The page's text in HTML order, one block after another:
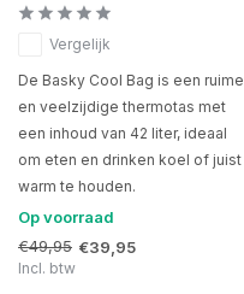
Vergelijk
De Basky Cool Bag is een ruime
en veelzijdige thermotas met
een inhoud van 42 liter, ideaal
om eten en drinken koel of juist
warm te houden.
Op voorraad
€49,95 €39,95
Incl. btw